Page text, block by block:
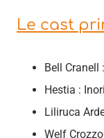
Le cast
Bell Cranell
Hestia :
Liliruca
Welf